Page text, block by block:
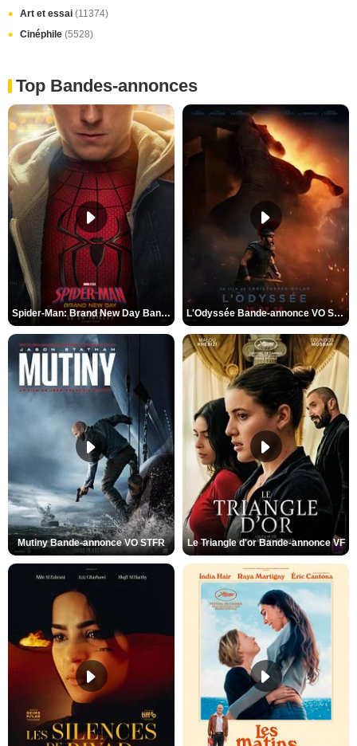
Art et essai (11374)
Cinéphile (5528)
Top Bandes-annonces
Spider-Man: Brand New Day Bande-annonce VO STFR L'Odyssée Bande-annonce VO STFR
Mutiny Bande-annonce VO STFR Le Triangle d'or Bande-annonce VF